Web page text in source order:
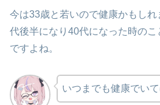
今は33歳と若いので健康かもし
代後半になり40代になった時の
ですよね。
いつまでも健康でい